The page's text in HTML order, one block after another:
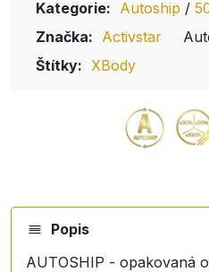
Kategorie: Autoship /
Značka: Activstar
Štítky: XBody
Popis
AUTOSHIP - opakovaná